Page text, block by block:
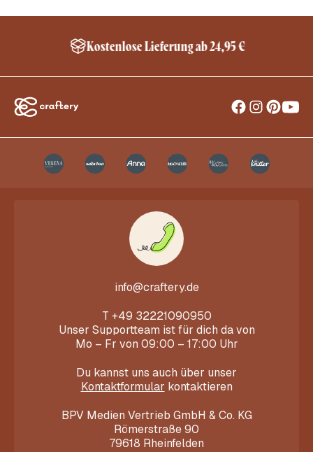
Kostenlose Lieferung ab 24,95 €
info@craftery.de
T +49 32221090950
Unser Supportteam ist für dich da von
Mo – Fr von 09:00 – 17:00 Uhr
Du kannst uns auch über unser
Kontaktformular kontaktieren
BPV Medien Vertrieb GmbH & Co. KG
Römerstraße 90
79618 Rheinfelden